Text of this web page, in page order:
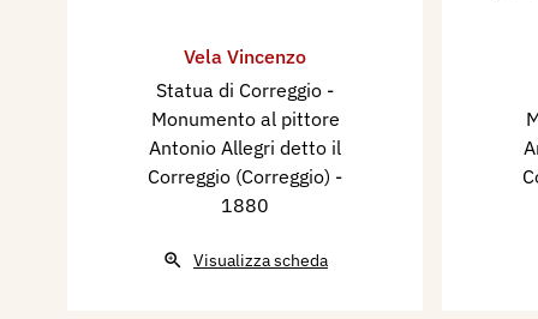
Vela Vincenzo
Statua di Correggio -
Monumento al pittore
Antonio Allegri detto il
Correggio (Correggio) -
1880
Visualizza scheda